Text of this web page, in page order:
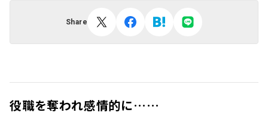
Share
役職を奪われ感情的に……